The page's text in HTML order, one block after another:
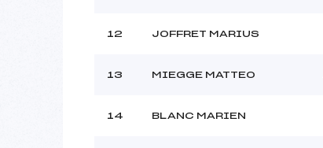
12 JOFFRET MARIUS
13 MIEGGE MATTEO
14 BLANC MARIEN